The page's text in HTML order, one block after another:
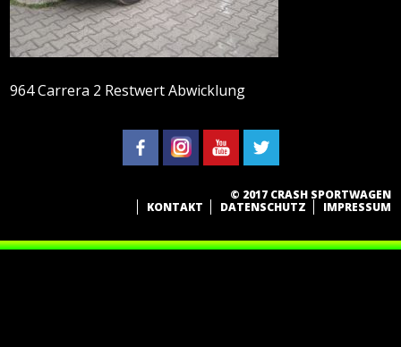
964 Carrera 2 Restwert Abwicklung
© 2017 CRASH SPORTWAGEN
KONTAKT
DATENSCHUTZ IMPRESSUM